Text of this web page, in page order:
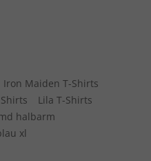
Iron Maiden T-Shirts
Lila T-Shirts
halbarm
xl